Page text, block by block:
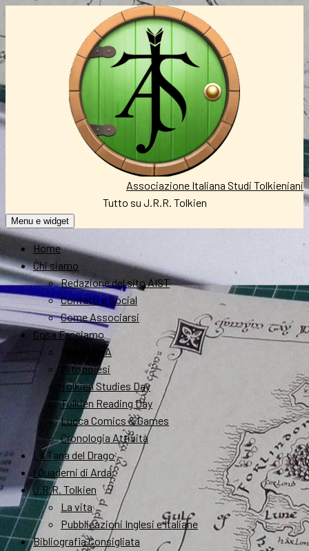
Associazione Italiana Studi Tolkieniani
Tutto su J.R.R. Tolkien
Menu e widget
Home
Chi siamo
Redazione del sito AIST
Contatti e Social
Come Associarsi
Cosa Facciamo
FantastikA
Mitopoiesi
Tolkien Studies Day
Tolkien Reading Day
Lucca Comics & Games
Cronologia Attività
La Tana del Drago
I Quaderni di Arda
J.R.R. Tolkien
La vita
Pubblicazioni Inglesi e Italiane
Bibliografia Consigliata